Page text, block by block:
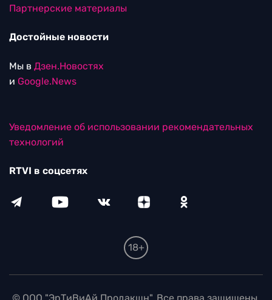
Партнерские материалы
Достойные новости
Мы в Дзен.Новостях
и Google.News
Уведомление об использовании рекомендательных
технологий
RTVI в соцсетях
18+